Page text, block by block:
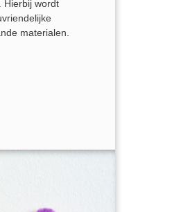
Hierbij wordt
materialen.